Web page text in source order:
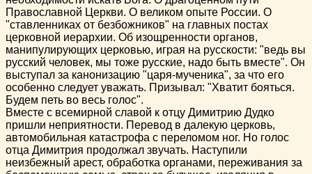
Православной Церкви. О великом опыте России. О
"ставленниках от безбожников" на главных постах
церковной иерархии. Об изощренности органов,
манипулирующих церковью, играя на русскости: "ведь вы
русский человек, мы тоже русские, надо быть вместе". Он
выступал за канонизацию "царя-мученика", за что его
особенно следует уважать. Призывал: "Хватит бояться.
Будем петь во весь голос".
Вместе с всемирной славой к отцу Димитрию Дудко
пришли неприятности. Перевод в далекую церковь,
автомобильная катастрофа с переломом ног. Но голос
отца Димитрия продолжал звучать. Наступили
неизбежный арест, обработка органами, переживания за